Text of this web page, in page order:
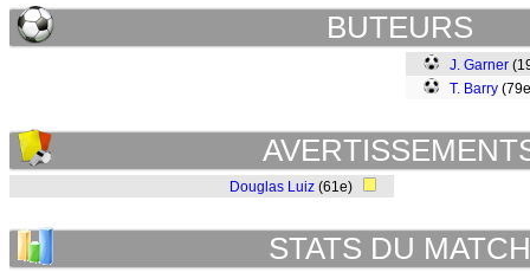
BUTEURS
J. Garner
T. Barry
Douglas Luiz (61e)
STATS DU MATCH